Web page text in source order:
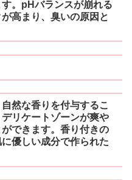
。pHバランスが崩れる
高まり、臭いの原因と
然な香りを付与するこ
リケートゾーンが爽や
できます。香り付きの
優しい成分で作られた